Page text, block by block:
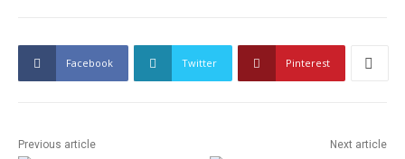
Facebook Twitter Pinterest
Previous article Next article